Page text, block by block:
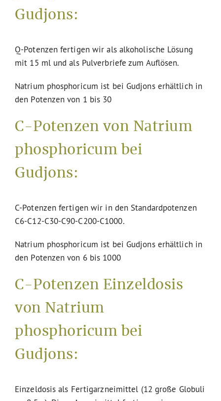
Gudjons:
Q-Potenzen fertigen wir als alkoholische Lösung
mit 15 ml und als Pulverbriefe zum Auflösen.
Natrium phosphoricum ist bei Gudjons erhältlich in
den Potenzen von 1 bis 30
C-Potenzen von Natrium
phosphoricum bei
Gudjons:
C-Potenzen fertigen wir in den Standardpotenzen
C6-C12-C30-C90-C200-C1000.
Natrium phosphoricum ist bei Gudjons erhältlich in
den Potenzen von 6 bis 1000
C-Potenzen Einzeldosis
von Natrium
phosphoricum bei
Gudjons:
Einzeldosis als Fertigarzneimittel (12 große Globuli